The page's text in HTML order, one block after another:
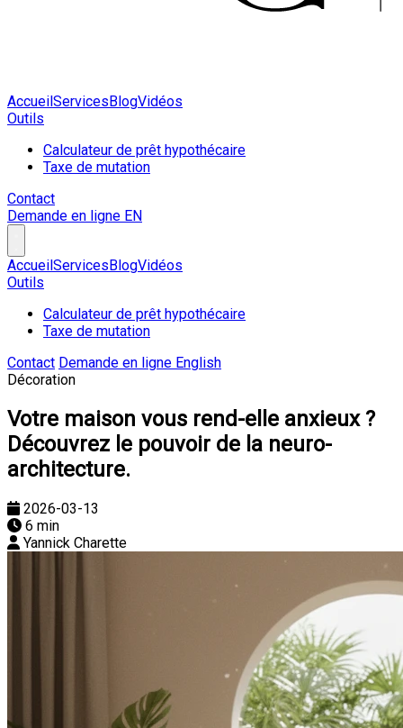
AccueilServicesBlogVidéos
Outils
Calculateur de prêt hypothécaire
Taxe de mutation
Contact
Demande en ligne EN
AccueilServicesBlogVidéos
Outils
Calculateur de prêt hypothécaire
Taxe de mutation
Contact Demande en ligne English
Décoration
Votre maison vous rend-elle anxieux ?
Découvrez le pouvoir de la neuro-
architecture.
2026-03-13
6 min
Yannick Charette